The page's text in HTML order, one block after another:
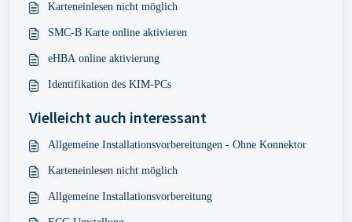
Karteneinlesen nicht möglich
SMC-B Karte online aktivieren
eHBA online aktivierung
Identifikation des KIM-PCs
Vielleicht auch interessant
Allgemeine Installationsvorbereitungen - Ohne Konnektor
Karteneinlesen nicht möglich
Allgemeine Installationsvorbereitung